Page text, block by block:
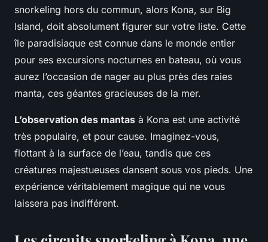
snorkeling hors du commun, alors Kona, sur Big
Island, doit absolument figurer sur votre liste. Cette
île paradisiaque est connue dans le monde entier
pour ses excursions nocturnes en bateau, où vous
aurez l’occasion de nager au plus près des raies
manta, ces géantes gracieuses de la mer.
L’observation des mantas à Kona est une activité
très populaire, et pour cause. Imaginez-vous,
flottant à la surface de l’eau, tandis que ces
créatures majestueuses dansent sous vos pieds. Une
expérience véritablement magique qui ne vous
laissera pas indifférent.